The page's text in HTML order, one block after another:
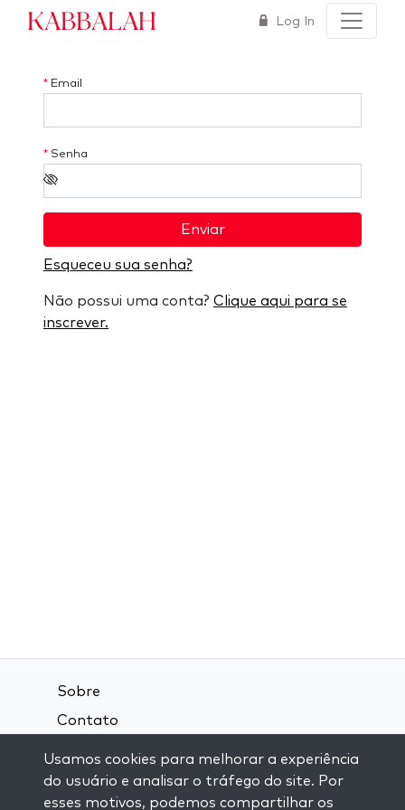
Kabbalah Log In
* Email
* Senha
Enviar
Esqueceu sua senha?
Não possui uma conta? Clique aqui para se
inscrever.
Sobre
Contato
Política de Privacidade
Usamos cookies para melhorar a experiência
do usuário e analisar o tráfego do site. Por
esses motivos, podemos compartilhar os